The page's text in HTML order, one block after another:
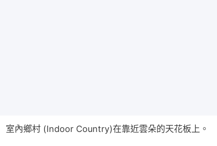
室內鄉村 (Indoor Country)在靠近雲朵的天花板上。